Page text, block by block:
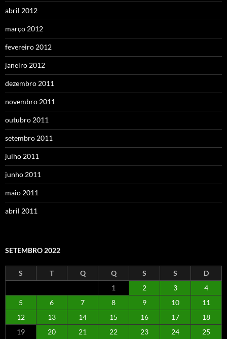
abril 2012
março 2012
fevereiro 2012
janeiro 2012
dezembro 2011
novembro 2011
outubro 2011
setembro 2011
julho 2011
junho 2011
maio 2011
abril 2011
SETEMBRO 2022
S T Q Q S S
D
1
2 3
4
5
6 7 8 9 10
11
12
13 14 15 16 17
18
19
20 21 22 23 24 25